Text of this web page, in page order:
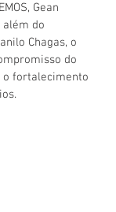
Gean
além do
Chagas, o
do
o fortalecimento